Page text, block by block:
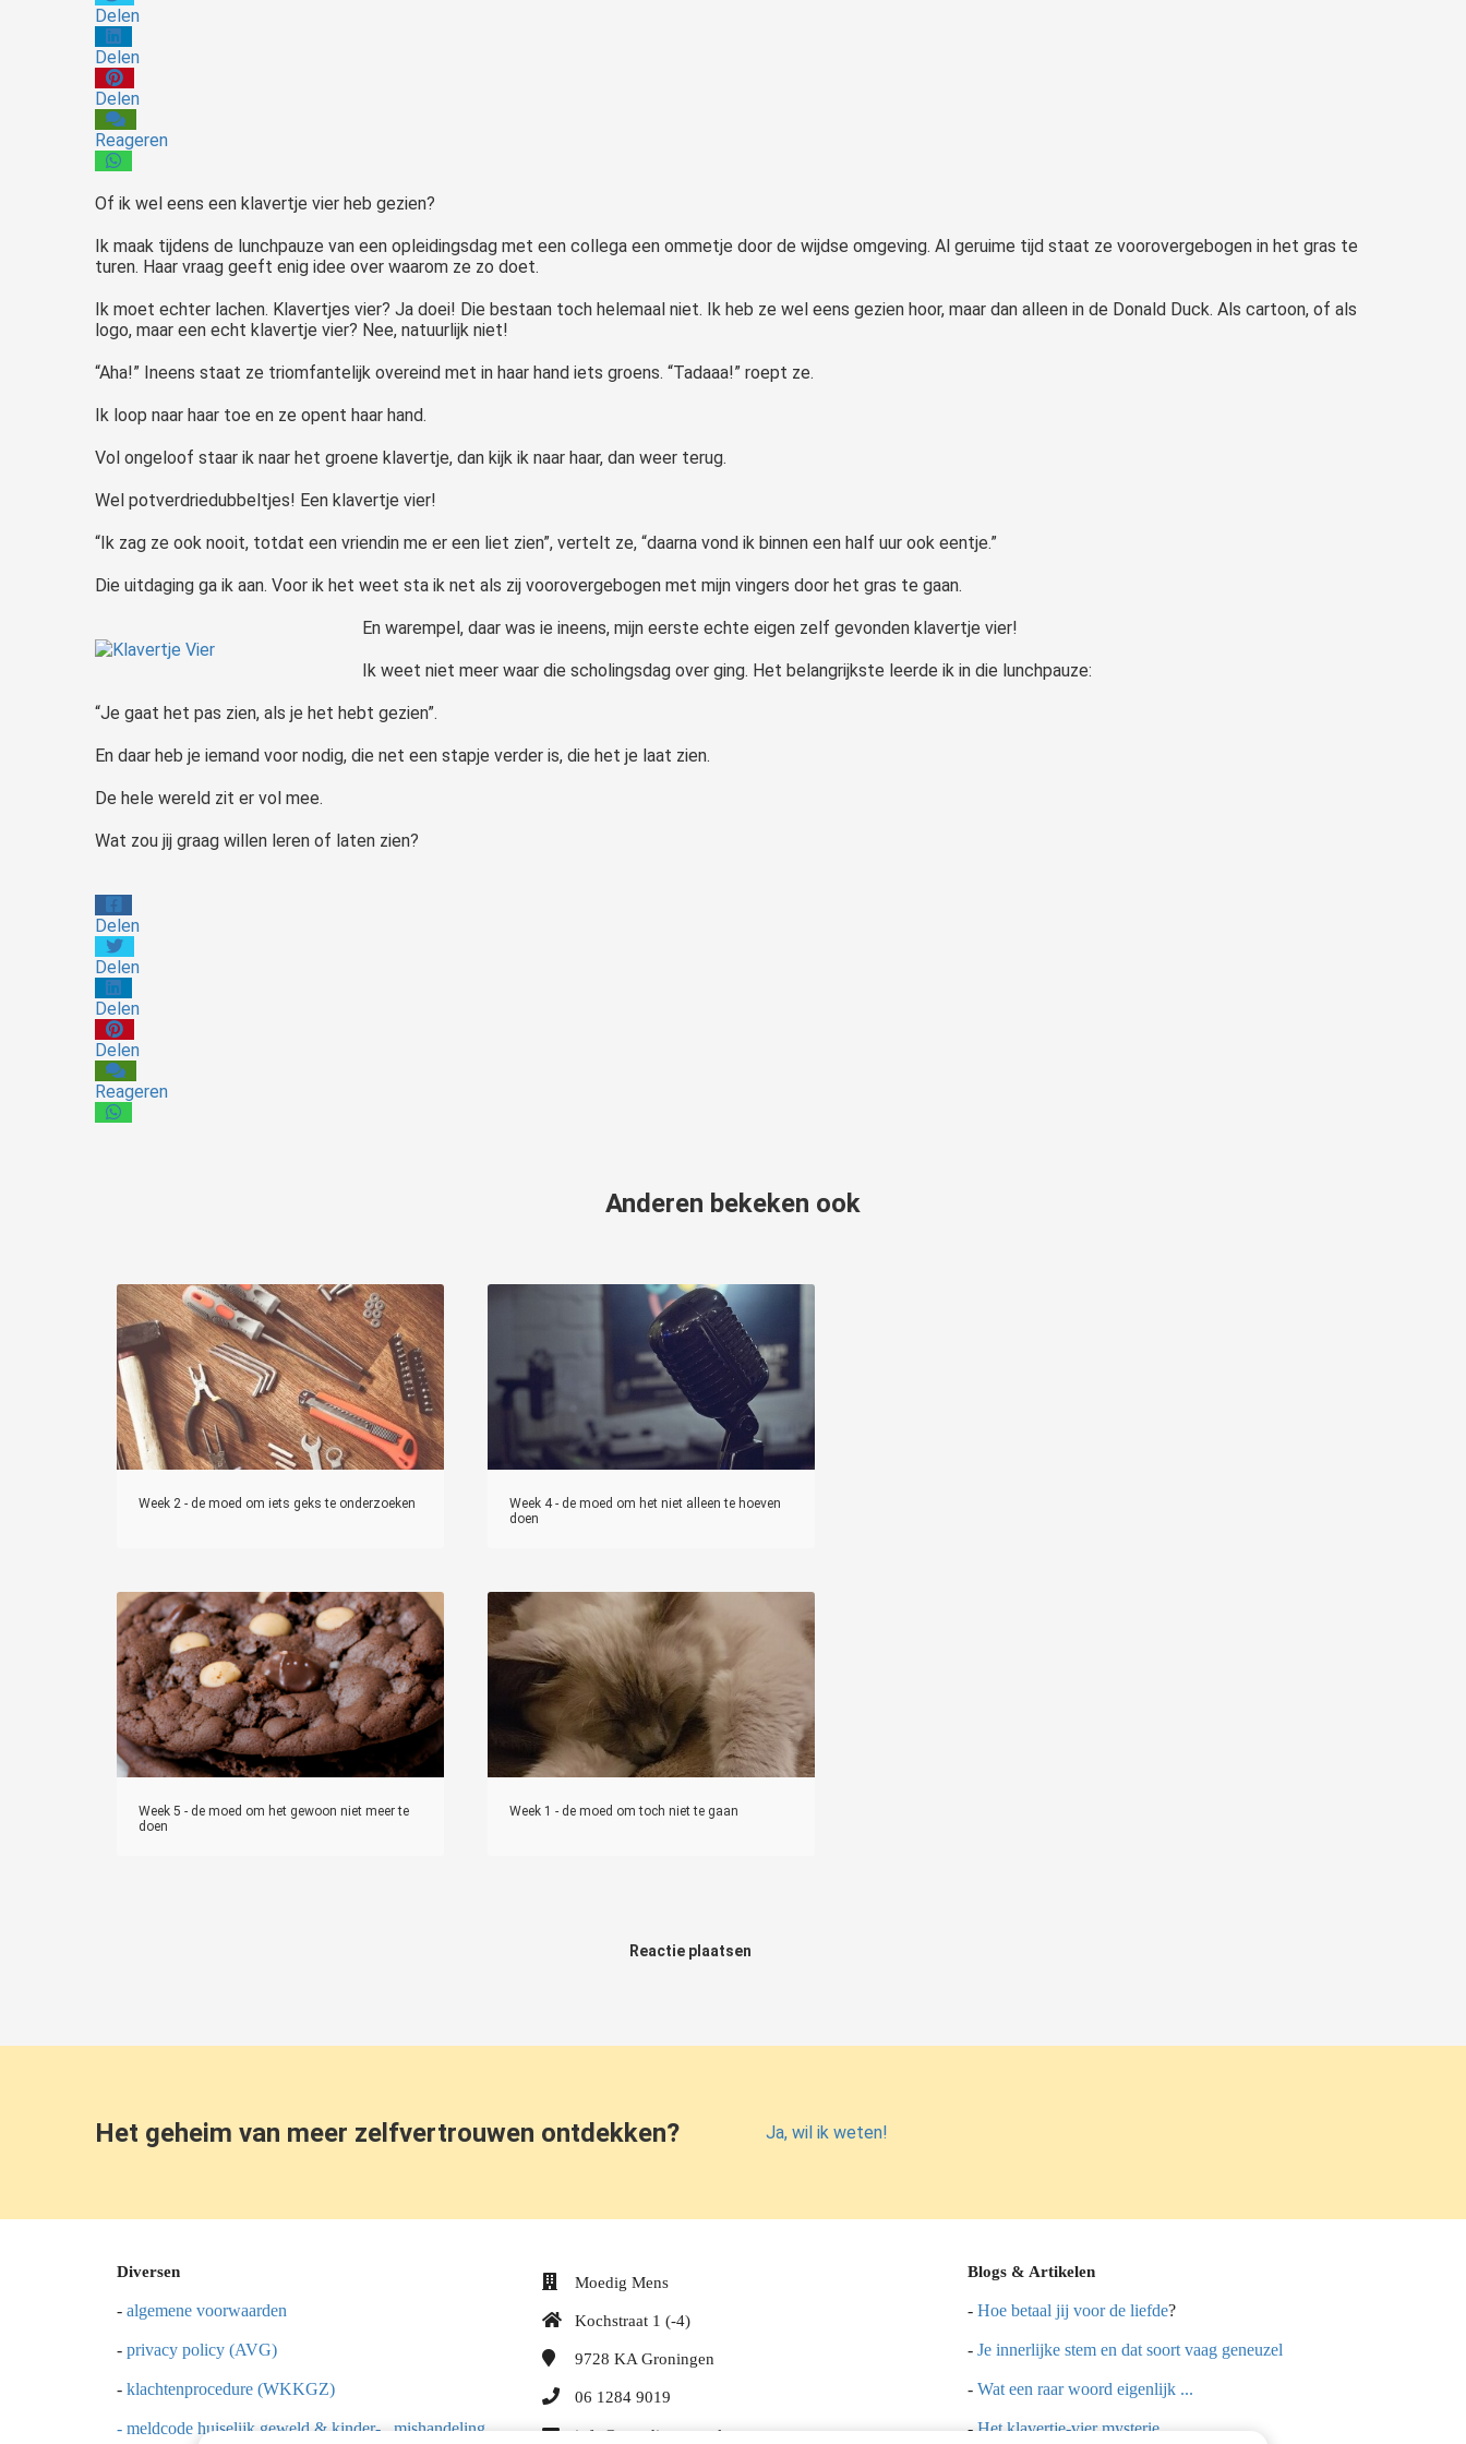
Delen
Delen
Delen
Reageren
Of ik wel eens een klavertje vier heb gezien?
Ik maak tijdens de lunchpauze van een opleidingsdag met een collega een ommetje door de wijdse omgeving. Al geruime tijd staat ze voorovergebogen in het gras te
turen. Haar vraag geeft enig idee over waarom ze zo doet.
Ik moet echter lachen. Klavertjes vier? Ja doei! Die bestaan toch helemaal niet. Ik heb ze wel eens gezien hoor, maar dan alleen in de Donald Duck. Als cartoon, of als
logo, maar een echt klavertje vier? Nee, natuurlijk niet!
“Aha!” Ineens staat ze triomfantelijk overeind met in haar hand iets groens. “Tadaaa!” roept ze.
Ik loop naar haar toe en ze opent haar hand.
Vol ongeloof staar ik naar het groene klavertje, dan kijk ik naar haar, dan weer terug.
Wel potverdriedubbeltjes! Een klavertje vier!
“Ik zag ze ook nooit, totdat een vriendin me er een liet zien”, vertelt ze, “daarna vond ik binnen een half uur ook eentje.”
Die uitdaging ga ik aan. Voor ik het weet sta ik net als zij voorovergebogen met mijn vingers door het gras te gaan.
En warempel, daar was ie ineens, mijn eerste echte eigen zelf gevonden klavertje vier!
Ik weet niet meer waar die scholingsdag over ging. Het belangrijkste leerde ik in die lunchpauze:
“Je gaat het pas zien, als je het hebt gezien”.
En daar heb je iemand voor nodig, die net een stapje verder is, die het je laat zien.
De hele wereld zit er vol mee.
Wat zou jij graag willen leren of laten zien?
Delen
Delen
Delen
Delen
Reageren
Anderen bekeken ook
Week 2 - de moed om iets geks te onderzoeken
Week 4 - de moed om het niet alleen te hoeven
doen
Week 5 - de moed om het gewoon niet meer te
doen
Week 1 - de moed om toch niet te gaan
Reactie plaatsen
Het geheim van meer zelfvertrouwen ontdekken? Ja, wil ik weten!
Diversen
- algemene voorwaarden
- privacy policy (AVG)
- klachtenprocedure (WKKGZ)
- meldcode huiselijk geweld & kinder- mishandeling
Moedig Mens
Kochstraat 1 (-4)
9728 KA Groningen
06 1284 9019
info@moedigmens.nl
Blogs & Artikelen
- Hoe betaal jij voor de liefde?
- Je innerlijke stem en dat soort vaag geneuzel
- Wat een raar woord eigenlijk ...
- Het klavertje-vier mysterie